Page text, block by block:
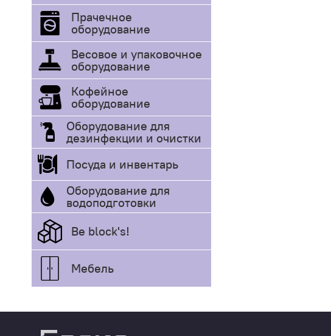
Прачечное
оборудование
Весовое и упаковочное
оборудование
Кофейное
оборудование
Оборудование для
дезинфекции и очистки
Посуда и инвентарь
Оборудование для
водоподготовки
Be block's!
Мебель